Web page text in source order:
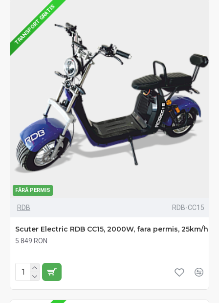
FĂRĂ PERMIS
TRANSPORT GRATIS
RDB RDB-CC15
Scuter Electric RDB CC15, 2000W, fara permis, 25km/h
5.849 RON